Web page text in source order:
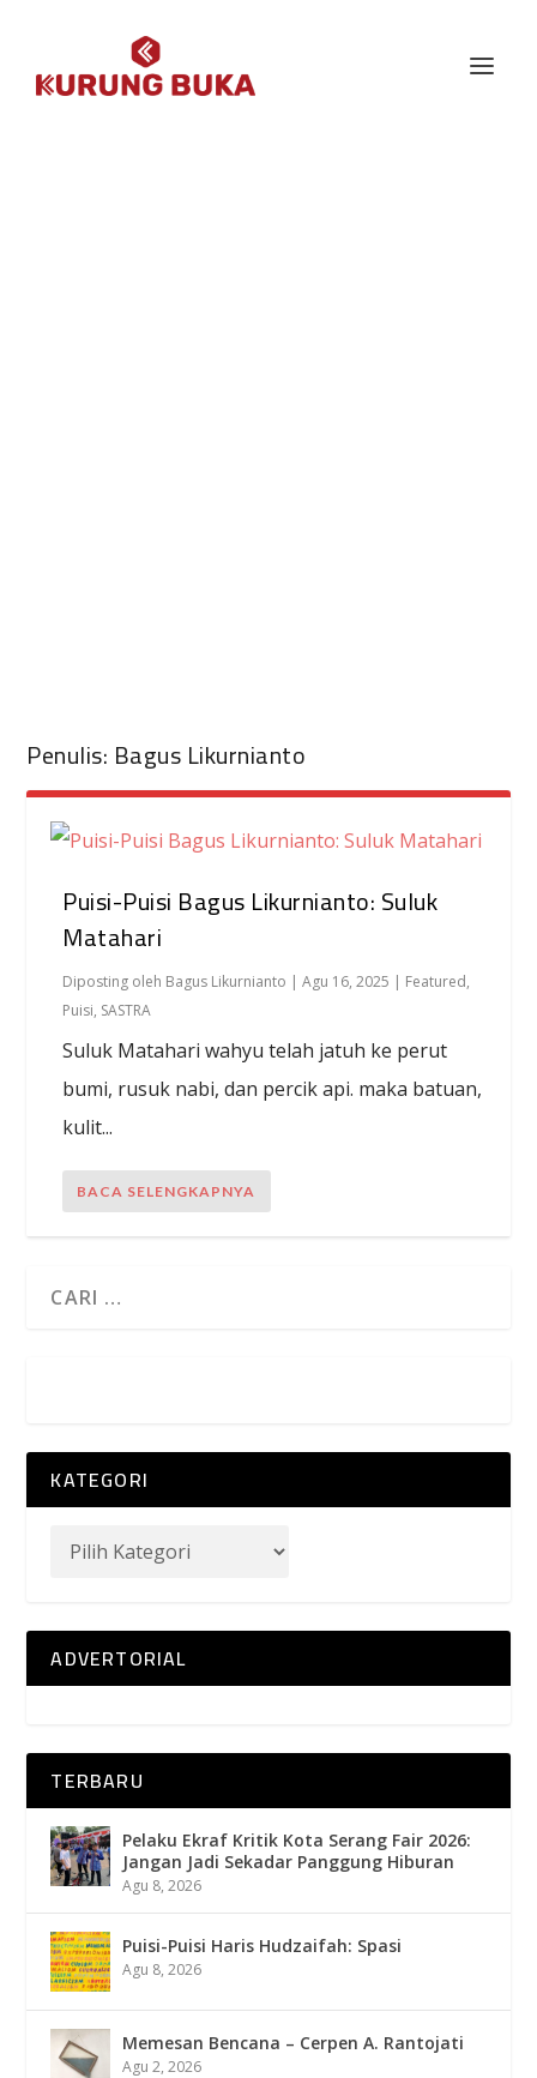
Penulis: Bagus Likurnianto
Puisi-Puisi Bagus Likurnianto: Suluk
Matahari
Diposting oleh Bagus Likurnianto |Agu 16, 2025 | Featured,
Puisi, SASTRA
Suluk Matahari wahyu telah jatuh ke perut
bumi, rusuk nabi, dan percik api. maka batuan,
kulit...
BACA SELENGKAPNYA
KATEGORI
ADVERTORIAL
TERBARU
Pelaku Ekraf Kritik Kota Serang Fair 2026:
Jangan Jadi Sekadar Panggung Hiburan
Agu 8, 2026
Puisi-Puisi Haris Hudzaifah: Spasi
Agu 8, 2026
Memesan Bencana – Cerpen A. Rantojati
Agu 2, 2026